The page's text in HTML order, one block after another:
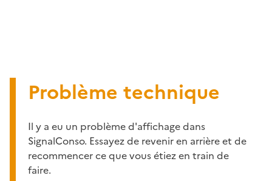
Problème technique
Il y a eu un problème d'affichage dans
SignalConso. Essayez de revenir en arrière et de
recommencer ce que vous étiez en train de
faire.